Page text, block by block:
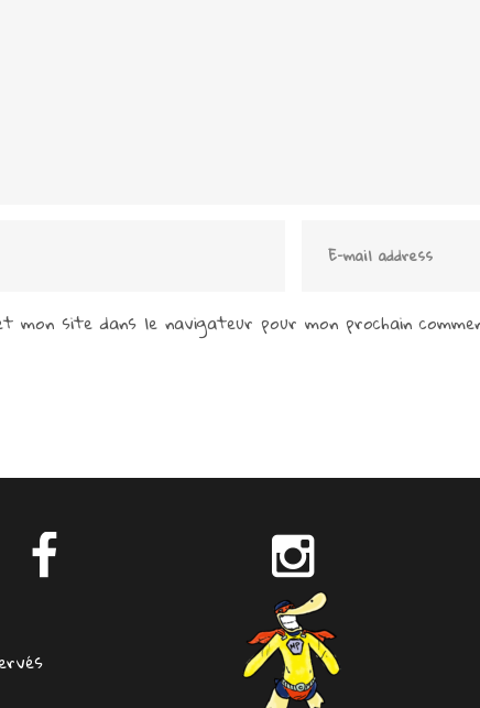
mon site dans le navigateur pour mon prochain